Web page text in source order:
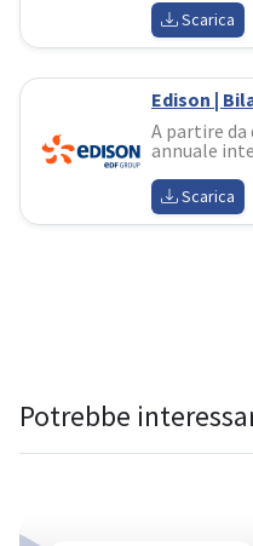
pienamente
strategia
Scarica
Edison |
A partire
annuale
CSRD e con
Scarica
Potrebbe